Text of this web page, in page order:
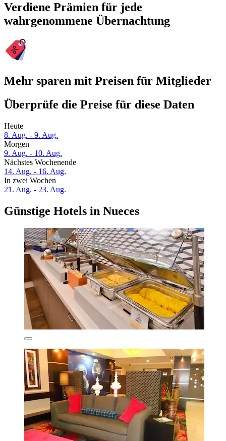
Verdiene Prämien für jede
wahrgenommene Übernachtung
Mehr sparen mit Preisen für Mitglieder
Überprüfe die Preise für diese Daten
Heute
8. Aug. - 9. Aug.
Morgen
9. Aug. - 10. Aug.
Nächstes Wochenende
14. Aug. - 16. Aug.
In zwei Wochen
21. Aug. - 23. Aug.
Günstige Hotels in Nueces